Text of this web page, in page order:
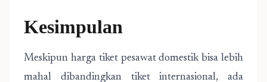
Kesimpulan
Meskipun harga tiket pesawat domestik bisa lebih
mahal dibandingkan tiket internasional, ada